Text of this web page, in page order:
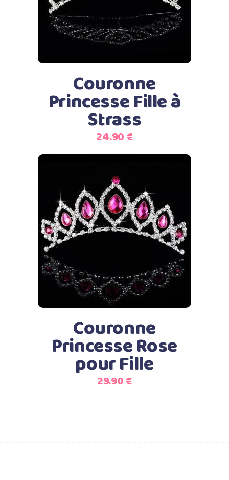
Couronne
Princesse Fille à
Strass
24.90€
Ajouter au panier
Couronne
Princesse Rose
pour Fille
29.90€